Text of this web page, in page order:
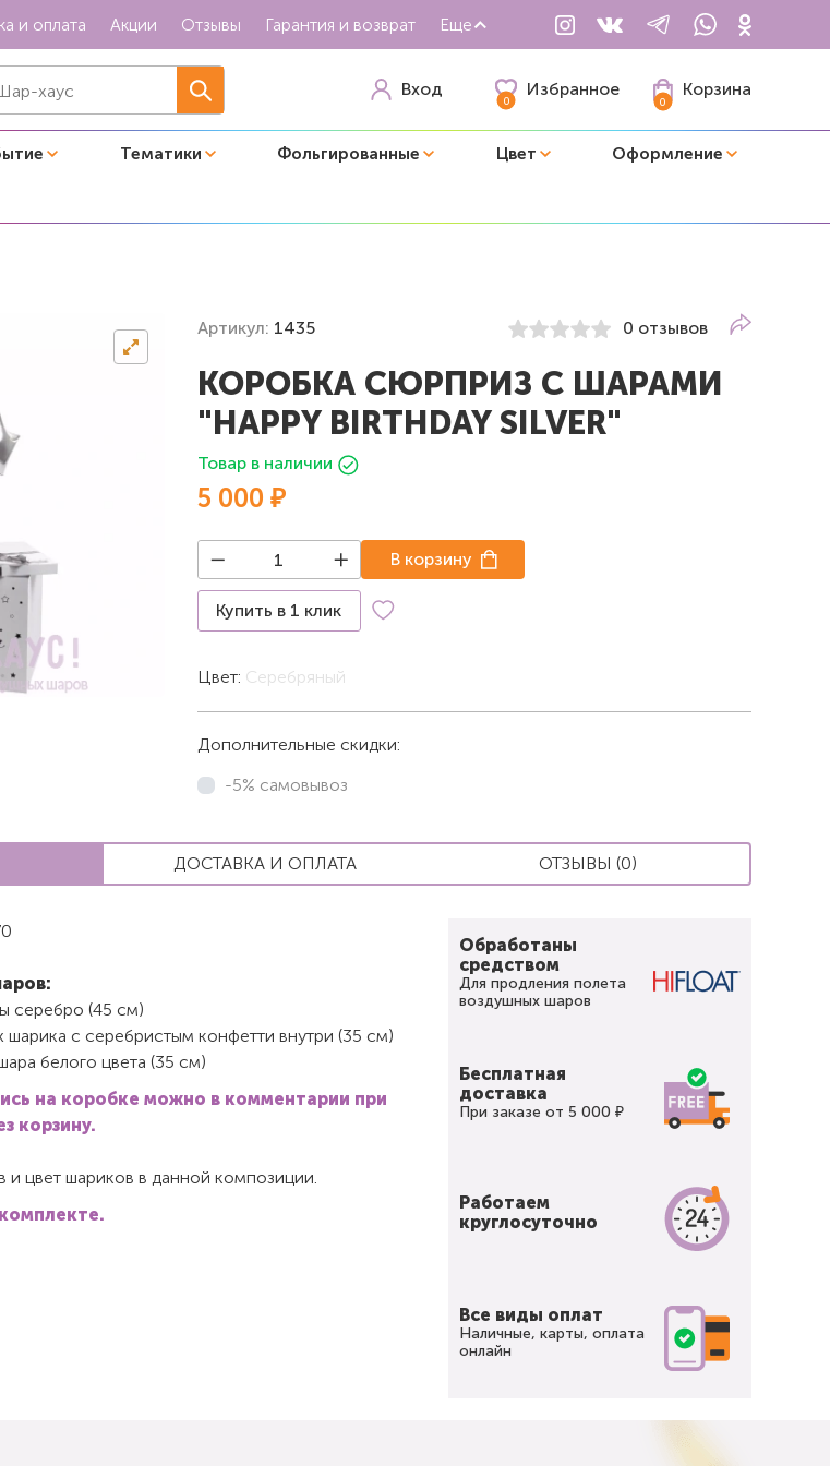
и оплата Акции Отзывы Гарантия и возврат Еще
Вход
0
Избранное
0
Корзина
Тематики Фольгированные Цвет Оформление
Артикул: 1435 0 отзывов
КОРОБКА СЮРПРИЗ С ШАРАМИ
"HAPPY BIRTHDAY SILVER"
Товар в наличии
5 000 ₽
Купить в 1 клик
В корзину
Цвет: Серебряный
Дополнительные скидки:
-5% самовывоз
ДОСТАВКА И ОПЛАТА ОТЗЫВЫ (0)
серебро (45 см)
с серебристым конфетти внутри (35 см)
белого цвета (35 см)
на коробке можно в комментарии при
корзину.
и цвет шариков в данной композиции.
Обработаны
средством
Для продления полета
воздушных шаров
Бесплатная
доставка
При заказе от 5 000 ₽
Работаем
круглосуточно
Все виды оплат
Наличные, карты, оплата
онлайн